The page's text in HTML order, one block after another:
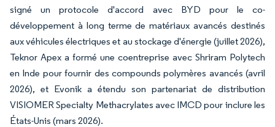
signé un protocole d'accord avec BYD pour le co-
développement à long terme de matériaux avancés destinés
aux véhicules électriques et au stockage d'énergie (juillet 2026),
Teknor Apex a formé une coentreprise avec Shriram Polytech
en Inde pour fournir des compounds polymères avancés (avril
2026), et Evonik a étendu son partenariat de distribution
VISIOMER Specialty Methacrylates avec IMCD pour inclure les
États-Unis (mars 2026).